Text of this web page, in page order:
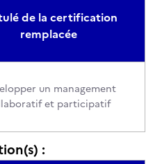
de la certification
remplacée
un management
et participatif
: